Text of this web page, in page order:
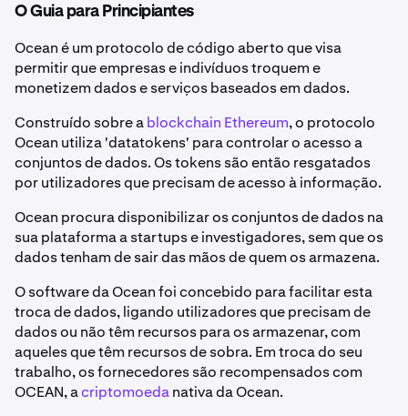
O Guia para Principiantes
Ocean é um protocolo de código aberto que visa
permitir que empresas e indivíduos troquem e
monetizem dados e serviços baseados em dados.
Construído sobre ablockchain Ethereum, o protocolo
Ocean utiliza 'datatokens' para controlar o acesso a
conjuntos de dados. Os tokens são então resgatados
por utilizadores que precisam de acesso à informação.
Ocean procura disponibilizar os conjuntos de dados na
sua plataforma a startups e investigadores, sem que os
dados tenham de sair das mãos de quem os armazena.
O software da Ocean foi concebido para facilitar esta
troca de dados, ligando utilizadores que precisam de
dados ou não têm recursos para os armazenar, com
aqueles que têm recursos de sobra. Em troca do seu
trabalho, os fornecedores são recompensados com
OCEAN, acriptomoedanativa da Ocean.